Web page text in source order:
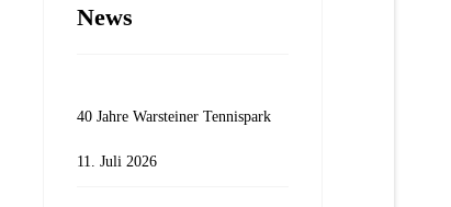
News
40 Jahre Warsteiner Tennispark
11. Juli 2026